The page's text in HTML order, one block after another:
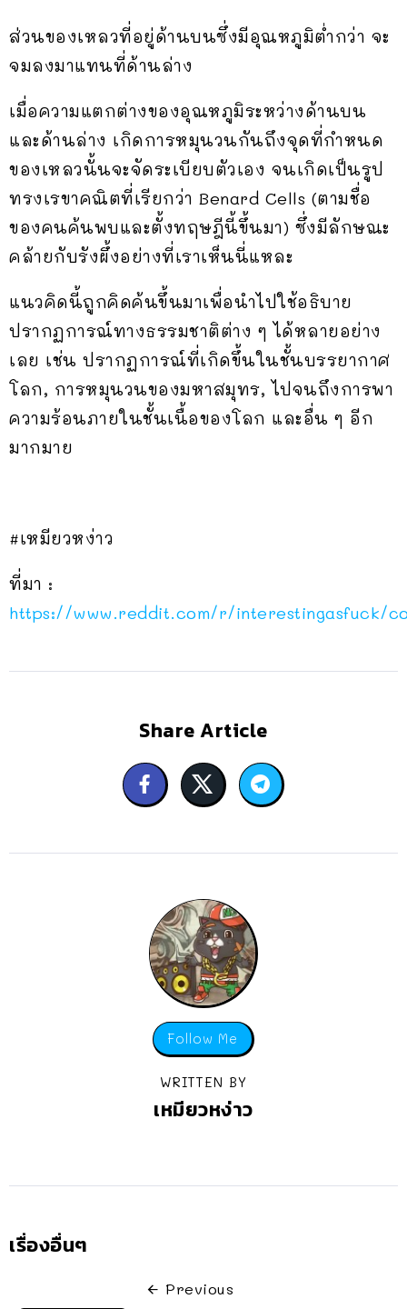
ส่วนของเหลวที่อยู่ด้านบนซึ่งมีอุณหภูมิต่ำกว่า จะ
จมลงมาแทนที่ด้านล่าง
เมื่อความแตกต่างของอุณหภูมิระหว่างด้านบน
และด้านล่าง เกิดการหมุนวนกันถึงจุดที่กำหนด
ของเหลวนั้นจะจัดระเบียบตัวเอง จนเกิดเป็นรูป
ทรงเรขาคณิตที่เรียกว่า Benard Cells (ตามชื่อ
ของคนค้นพบและตั้งทฤษฎีนี้ขึ้นมา) ซึ่งมีลักษณะ
คล้ายกับรังผึ้งอย่างที่เราเห็นนี่แหละ
แนวคิดนี้ถูกคิดค้นขึ้นมาเพื่อนำไปใช้อธิบาย
ปรากฏการณ์ทางธรรมชาติต่าง ๆ ได้หลายอย่าง
เลย เช่น ปรากฏการณ์ที่เกิดขึ้นในชั้นบรรยากาศ
โลก, การหมุนวนของมหาสมุทร, ไปจนถึงการพา
ความร้อนภายในชั้นเนื้อของโลก และอื่น ๆ อีก
มากมาย
#เหมียวหง่าว
ที่มา :
https://www.reddit.com/r/interestingasfuck/
Share Article
Follow Me
WRITTEN BY
เหมียวหง่าว
เรื่องอื่นๆ
Previous